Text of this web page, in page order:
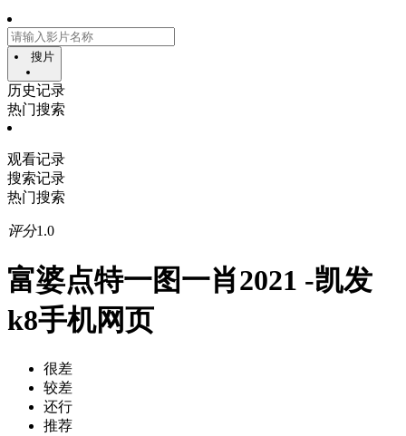
搜片
历史记录
热门搜索
观看记录
搜索记录
热门搜索
评分1.0
富婆点特一图一肖2021 -凯发
k8手机网页
很差
较差
还行
推荐